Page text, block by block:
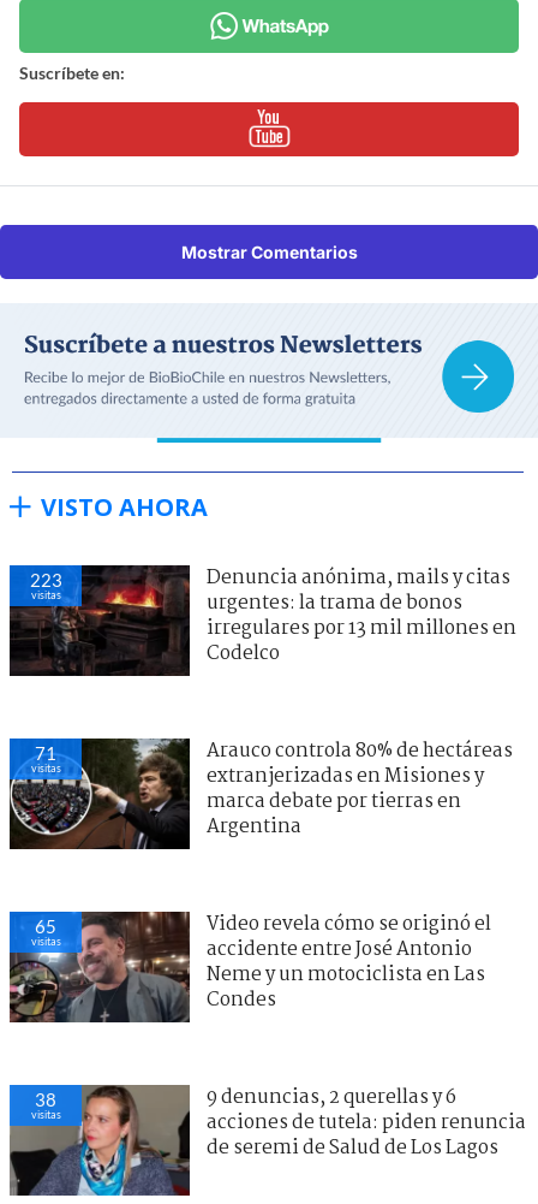
Suscríbete en:
Mostrar Comentarios
VISTO AHORA
223
visitas
Denuncia anónima, mails y citas
urgentes: la trama de bonos
irregulares por 13 mil millones en
Codelco
71
visitas
Arauco controla 80% de hectáreas
extranjerizadas en Misiones y
marca debate por tierras en
Argentina
65
visitas
Video revela cómo se originó el
accidente entre José Antonio
Neme y un motociclista en Las
Condes
38
visitas
9 denuncias, 2 querellas y 6
acciones de tutela: piden renuncia
de seremi de Salud de Los Lagos